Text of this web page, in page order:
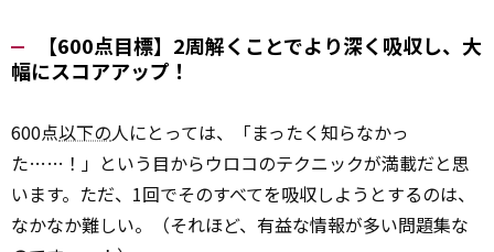
【600点目標】2周解くことでより深く吸収し、大
幅にスコアアップ！
600点以下の人にとっては、「まったく知らなかっ
た……！」という目からウロコのテクニックが満載だと思
います。ただ、1回でそのすべてを吸収しようとするのは、
なかなか難しい。（それほど、有益な情報が多い問題集な